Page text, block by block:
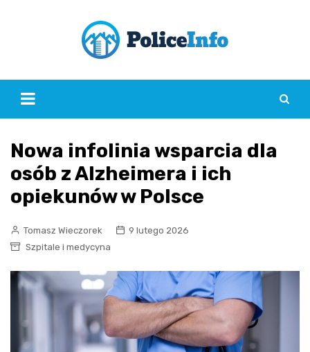
Nowa infolinia wsparcia dla
osób z Alzheimera i ich
opiekunów w Polsce
Tomasz Wieczorek
9 lutego 2026
Szpitale i medycyna